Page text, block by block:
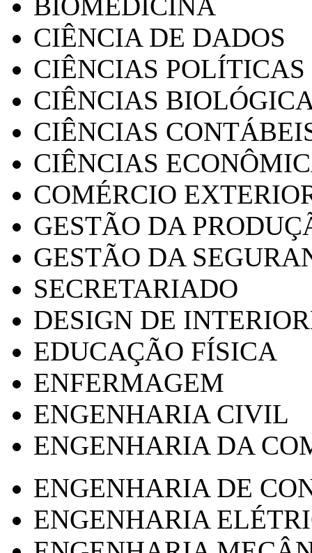
CIÊNCIA DE DADOS
CIÊNCIAS POLÍTICAS
CIÊNCIAS
CIÊNCIAS
CIÊNCIAS
COMÉRCIO
GESTÃO DA
GESTÃO DA
SECRETARIADO
DESIGN DE
EDUCAÇÃO FÍSICA
ENFERMAGEM
ENGENHARIA CIVIL
ENGENHARIA DA
ENGENHARIA DE
ENGENHARIA